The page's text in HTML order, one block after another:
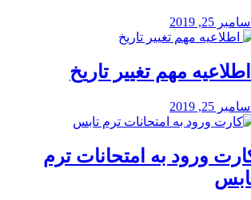
25, 2019
️ اطلاعیه مهم تغییر تاریخ
25, 2019
ورود به امتحانات ترم